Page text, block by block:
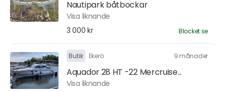
Nautipark båtbockar
Visa liknande
3 000 kr
Blocket.se
Butik Ekerö 9 månader
Aquador 28 HT -22 Mercruise...
Visa liknande